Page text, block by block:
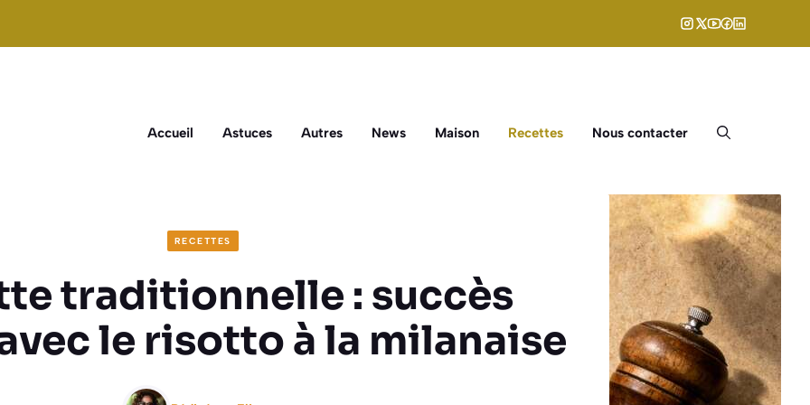
Accueil Astuces Autres News Maison Recettes Nous contacter
RECETTES
traditionnelle : succès
le risotto à la milanaise